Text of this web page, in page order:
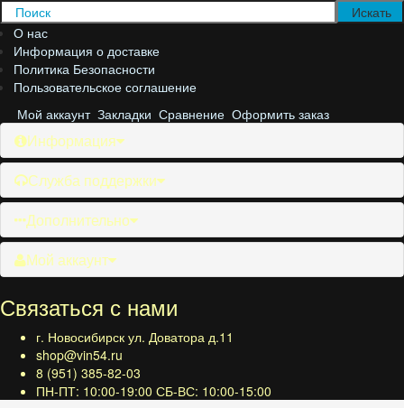
О нас
Информация о доставке
Политика Безопасности
Пользовательское соглашение
Мой аккаунт Закладки Сравнение Оформить заказ
Информация
Служба поддержки
Дополнительно
Мой аккаунт
Связаться с нами
г. Новосибирск ул. Доватора д.11
shop@vin54.ru
8 (951) 385-82-03
ПН-ПТ: 10:00-19:00 СБ-ВС: 10:00-15:00